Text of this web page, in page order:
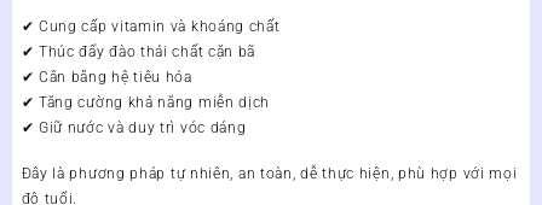
✔ Cung cấp vitamin và khoáng chất
✔ Thúc đẩy đào thải chất cặn bã
✔ Cân bằng hệ tiêu hóa
✔ Tăng cường khả năng miễn dịch
✔ Giữ nước và duy trì vóc dáng
Đây là phương pháp tự nhiên, an toàn, dễ thực hiện, phù hợp với mọi
độ tuổi.